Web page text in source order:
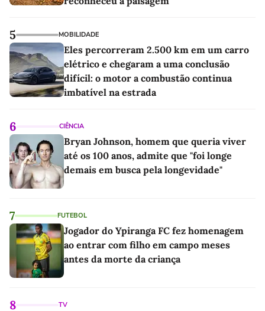
5 MOBILIDADE
Eles percorreram 2.500 km em um carro
elétrico e chegaram a uma conclusão
difícil: o motor a combustão continua
imbatível na estrada
6 CIÊNCIA
Bryan Johnson, homem que queria viver
até os 100 anos, admite que "foi longe
demais em busca pela longevidade"
7 FUTEBOL
Jogador do Ypiranga FC fez homenagem
ao entrar com filho em campo meses
antes da morte da criança
8 TV